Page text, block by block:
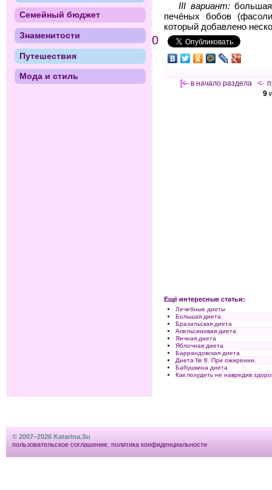
III вариант:большая
печёных бобов
который добавлено
0
[<— в начало раздела <-
9
Ещё интересные статьи:
Лечебные диеты
Большая диета
Бразильская диета
Апельсиновая диета
Яичная диета
Яблочная диета
Баррандовская диета
Диета № 8. При ожирении.
Бабушкина диета
Как похудеть не навредив
Семейный бюджет
Знаменитости
Путешествия
Мода и стиль
© 2007–2026 Katarina.Su
пользовательское соглашение политика конфиденциальности